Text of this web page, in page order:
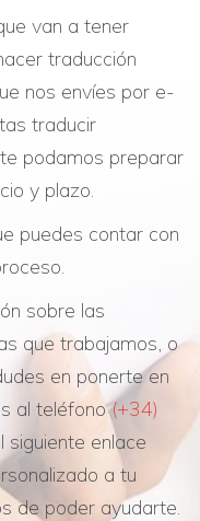
van a tener
traducción
nos envíes por e-
traducir
podamos preparar
y plazo.
puedes contar con
sobre las
que trabajamos, o
en ponerte en
al teléfono(+34)
siguiente enlace
a tu
de poder ayudarte.